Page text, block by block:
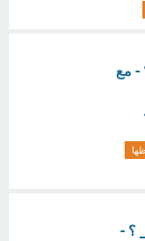
- مع
؟ -